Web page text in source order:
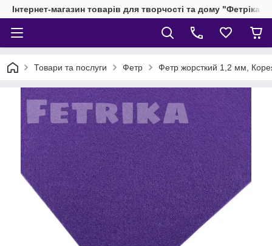
Інтернет-магазин товарів для творчості та дому "Фетріка"
Товари та послуги Фетр Фетр жорсткий 1,2 мм,